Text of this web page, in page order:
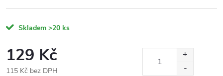
Skladem >20 ks
129 Kč
115 Kč bez DPH